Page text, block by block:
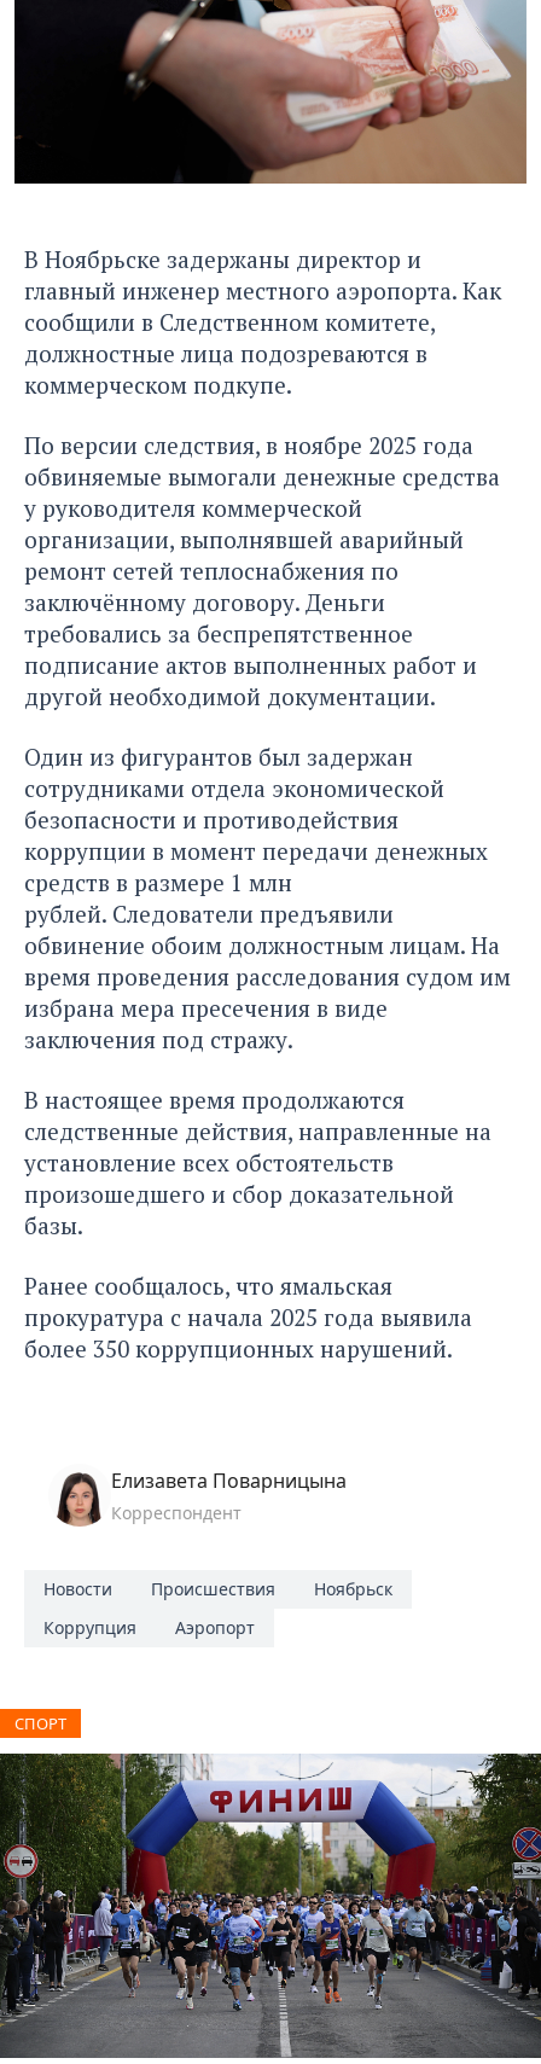
В Ноябрьске задержаны директор и
главный инженер местного аэропорта. Как
сообщили в Следственном комитете,
должностные лица подозреваются в
коммерческом подкупе.
По версии следствия, в ноябре 2025 года
обвиняемые вымогали денежные средства
у руководителя коммерческой
организации, выполнявшей аварийный
ремонт сетей теплоснабжения по
заключённому договору. Деньги
требовались за беспрепятственное
подписание актов выполненных работ и
другой необходимой документации.
Один из фигурантов был задержан
сотрудниками отдела экономической
безопасности и противодействия
коррупции в момент передачи денежных
средств в размере 1 млн
рублей. Следователи предъявили
обвинение обоим должностным лицам. На
время проведения расследования судом им
избрана мера пресечения в виде
заключения под стражу.
В настоящее время продолжаются
следственные действия, направленные на
установление всех обстоятельств
произошедшего и сбор доказательной
базы.
Ранее сообщалось, что ямальская
прокуратура с начала 2025 года выявила
более 350 коррупционных нарушений.
Елизавета Поварницына
Корреспондент
Новости Происшествия
Ноябрьск
Коррупция
Аэропорт
СПОРТ